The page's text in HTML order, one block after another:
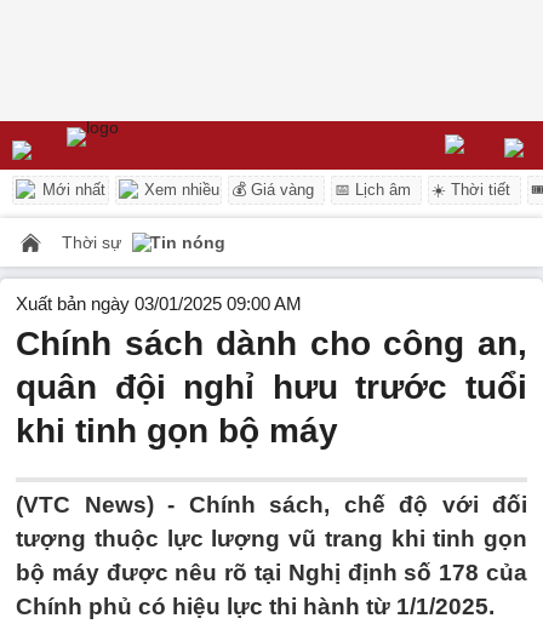
Mới nhất Xem nhiều 💰 Giá vàng 📅 Lịch âm ☀️ Thời tiết
Thời sự Tin nóng
Xuất bản ngày 03/01/2025 09:00 AM
Chính sách dành cho công an,
quân đội nghỉ hưu trước tuổi
khi tinh gọn bộ máy
(VTC News) - Chính sách, chế độ với đối
tượng thuộc lực lượng vũ trang khi tinh gọn
bộ máy được nêu rõ tại Nghị định số 178 của
Chính phủ có hiệu lực thi hành từ 1/1/2025.